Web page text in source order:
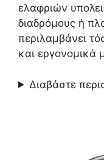
ελαφριών
διαδρόμους ή
περιλαμβάνει
και εργονομικά
Διαβάστε